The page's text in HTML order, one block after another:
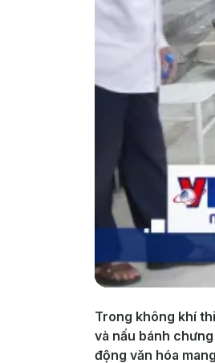
Trong không khí
và nấu bánh
động văn hóa